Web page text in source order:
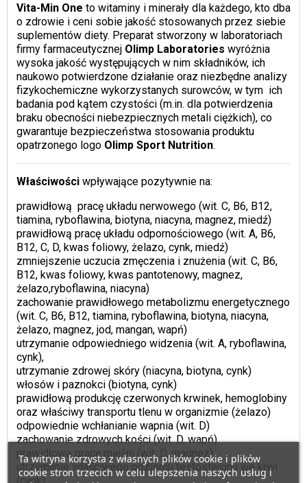
Vita-Min One to witaminy i minerały dla każdego, kto dba
o zdrowie i ceni sobie jakość stosowanych przez siebie
suplementów diety. Preparat stworzony w laboratoriach
firmy farmaceutycznej Olimp Laboratories wyróżnia
wysoka jakość występujących w nim składników, ich
naukowo potwierdzone działanie oraz niezbędne analizy
fizykochemiczne wykorzystanych surowców, w tym ich
badania pod kątem czystości (m.in. dla potwierdzenia
braku obecności niebezpiecznych metali ciężkich), co
gwarantuje bezpieczeństwa stosowania produktu
opatrzonego logo Olimp Sport Nutrition.
Właściwości wpływające pozytywnie na:
prawidłową pracę układu nerwowego (wit. C, B6, B12,
tiamina, ryboflawina, biotyna, niacyna, magnez, miedź)
prawidłową pracę układu odpornościowego (wit. A, B6,
B12, C, D, kwas foliowy, żelazo, cynk, miedź)
zmniejszenie uczucia zmęczenia i znużenia (wit. C, B6,
B12, kwas foliowy, kwas pantotenowy, magnez,
żelazo,ryboflawina, niacyna)
zachowanie prawidłowego metabolizmu energetycznego
(wit. C, B6, B12, tiamina, ryboflawina, biotyna, niacyna,
żelazo, magnez, jod, mangan, wapń)
utrzymanie odpowiedniego widzenia (wit. A, ryboflawina,
cynk),
utrzymanie zdrowej skóry (niacyna, biotyna, cynk)
włosów i paznokci (biotyna, cynk)
prawidłową produkcję czerwonych krwinek, hemoglobiny
oraz właściwy transportu tlenu w organizmie (żelazo)
odpowiednie wchłanianie wapnia (wit. D)
zachowanie zdrowych kości (wit. D, wapń)
prawidłową pracę mięśni (wit. D, magnez)
utrzymanie właściwego poziomu testosteronu we krwi
(cynk)
Ta witryna korzysta z własnych plików cookie i plików
cookie stron trzecich w celu ulepszenia naszych usług i